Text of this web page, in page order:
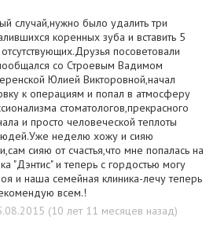
случай,нужно было удалить три
коренных зуба и вставить 5
посоветовали
со Строевым Вадимом
Юлией Викторовной,начал
к операциям и попал в атмосферу
стоматологов,прекрасного
и просто человеческой теплоты
неделю хожу и сияю
сияю от счастья,что мне попалась на
"Дэнтис" и теперь с гордостью могу
и наша семейная клиника-лечу теперь
всем.!
(10 лет 11 месяцев назад)